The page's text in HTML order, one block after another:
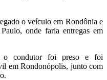
o veículo em Rondônia e
onde faria entregas em
o condutor foi preso e foi
em Rondonópolis, junto com